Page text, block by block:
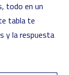
todo en un
tabla te
y la respuesta